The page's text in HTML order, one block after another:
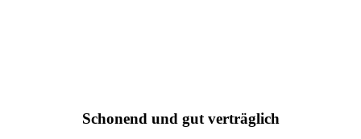
Schonend und gut verträglich